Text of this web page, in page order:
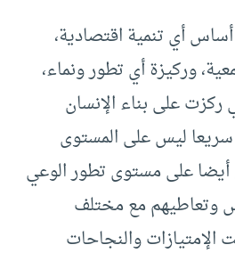
أي تنمية اقتصادية،
وركيزة أي تطور ونماء،
على بناء الإنسان
سريعا ليس على المستوى
على مستوى تطور الوعي
وتعاطيهم مع مختلف
الإمتيازات والنجاحات